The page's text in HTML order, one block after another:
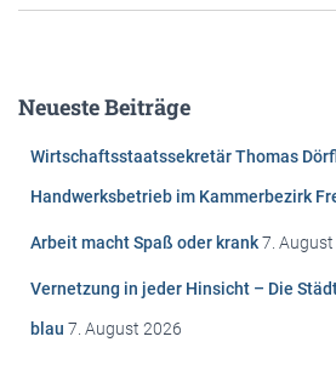
u
n
Neueste Beiträge
Wirtschaftsstaatssekretär Thomas
Handwerksbetrieb im Kammerbezirk
Arbeit macht Spaß oder krank7.
Vernetzung in jeder Hinsicht – Die
blau 7. August 2026